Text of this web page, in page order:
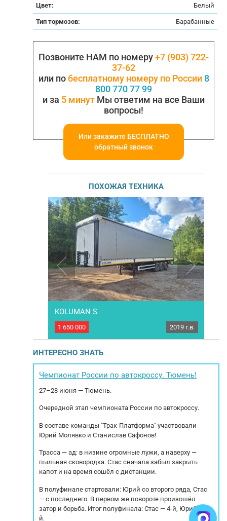
Цвет: Белый
Тип тормозов: Барабанные
Позвоните НАМ по номеру+7 (903) 722-
37-62
или побесплатному номеру по России 8
800 770 77 99
и за 5 минут Мы ответим на все Ваши
вопросы!
Или закажите БЕСПЛАТНО
обратный звонок
ПОХОЖАЯ ТЕХНИКА
или
Шторно-бортовой полуприцеп KOLUMAN S –
имеет, все расстановки работают, ошибок на
блоках не имеет, готов к последующей
эксплуатации. Комплектация: Корзина под
противооткаты,...
KOLUMAN S
1 650 000 2019 г.в.
ИНТЕРЕСНО ЗНАТЬ
Чемпионат России по автокроссу. Тюмень!
27–28 июня — Тюмень.
Очередной этап чемпионата России по автокроссу.
В составе команды "Трак-Платформа" участвовали
Юрий Молявко и Станислав Сафонов!
Трасса — ад: в низине огромные лужи, а наверху —
пыльная сковородка. Стас сначала забыл закрыть
капот и на время сошёл с дистанции.
В полуфинале стартовали: Юрий со второго ряда, Стас
— с последнего. В первом же повороте произошёл
затор и борьба. Итог полуфинала: Стас — 4-й, Юрий — 5-
й.